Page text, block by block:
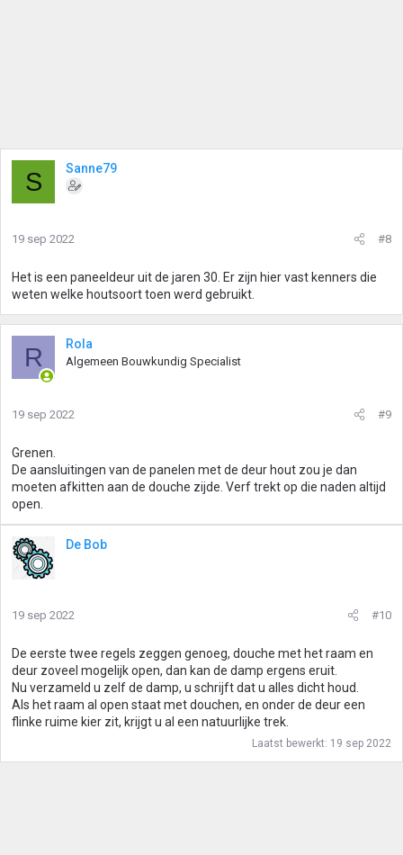
S Sanne79
19 sep 2022 #8
Het is een paneeldeur uit de jaren 30. Er zijn hier vast kenners die
weten welke houtsoort toen werd gebruikt.
R Rola
Algemeen Bouwkundig Specialist
19 sep 2022 #9
Grenen.
De aansluitingen van de panelen met de deur hout zou je dan
moeten afkitten aan de douche zijde. Verf trekt op die naden altijd
open.
De Bob
19 sep 2022 #10
De eerste twee regels zeggen genoeg, douche met het raam en
deur zoveel mogelijk open, dan kan de damp ergens eruit.
Nu verzameld u zelf de damp, u schrijft dat u alles dicht houd.
Als het raam al open staat met douchen, en onder de deur een
flinke ruime kier zit, krijgt u al een natuurlijke trek.
Laatst bewerkt: 19 sep 2022